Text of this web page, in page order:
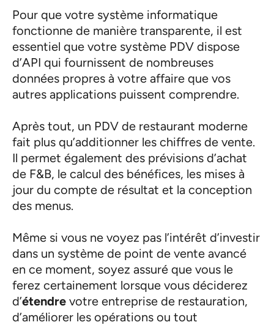
Pour que votre système informatique
fonctionne de manière transparente, il est
essentiel que votre système PDV dispose
d’API qui fournissent de nombreuses
données propres à votre affaire que vos
autres applications puissent comprendre.
Après tout, un PDV de restaurant moderne
fait plus qu’additionner les chiffres de vente.
Il permet également des prévisions d’achat
de F&B, le calcul des bénéfices, les mises à
jour du compte de résultat et la conception
des menus.
Même si vous ne voyez pas l’intérêt d’investir
dans un système de point de vente avancé
en ce moment, soyez assuré que vous le
ferez certainement lorsque vous déciderez
d’étendre votre entreprise de restauration,
d’améliorer les opérations ou tout